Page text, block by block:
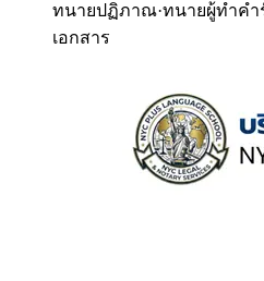
ทนายปฏิภาณ·ทนายผู้ทำคำ
เอกสาร